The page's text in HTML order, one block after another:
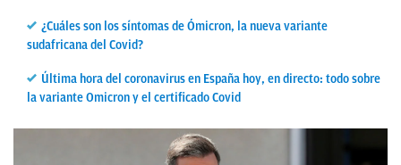
¿Cuáles son los síntomas de Ómicron, la nueva variante
sudafricana del Covid?
Última hora del coronavirus en España hoy, en directo: todo sobre
la variante Omicron y el certificado Covid